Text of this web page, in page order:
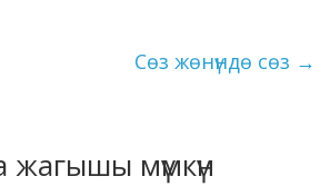
ki
Сөз жөнүндө сөз →
жагышы мүмкүн